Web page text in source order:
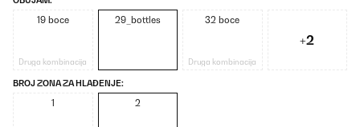
19 boce
Druga kombinacija
29_bottles 32 boce
Druga kombinacija
+2
BROJ ZONA ZA HLAĐENJE:
1 2